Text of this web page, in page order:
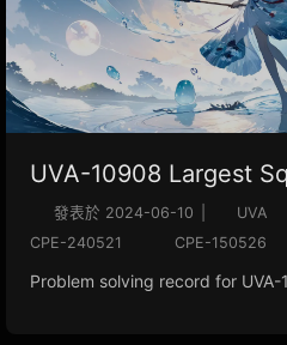
UVA-10908 Largest
發表於 2024-06-10 UVA
CPE-240521
CPE-150526
Problem solving record for